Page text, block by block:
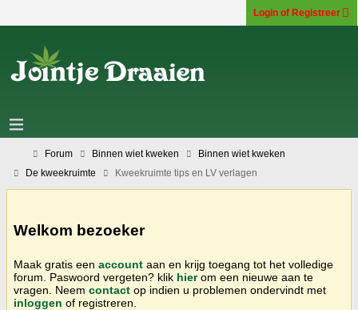
Login of Registreer
Forum Binnen wiet kweken
Binnen wiet kweken
De kweekruimte
Kweekruimte tips en LV verlagen
Welkom bezoeker
Maak gratis een account aan en krijg toegang tot het volledige
forum. Paswoord vergeten? klik hierom een nieuwe aan te
vragen. Neem contact op indien u problemen ondervindt met
inloggen of registreren.